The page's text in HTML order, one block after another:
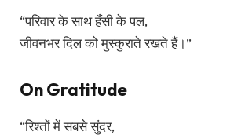
“परिवार के साथ हँसी के पल,
जीवनभर दिल को मुस्कुराते रखते हैं।”
On Gratitude
“रिश्तों में सबसे सुंदर,